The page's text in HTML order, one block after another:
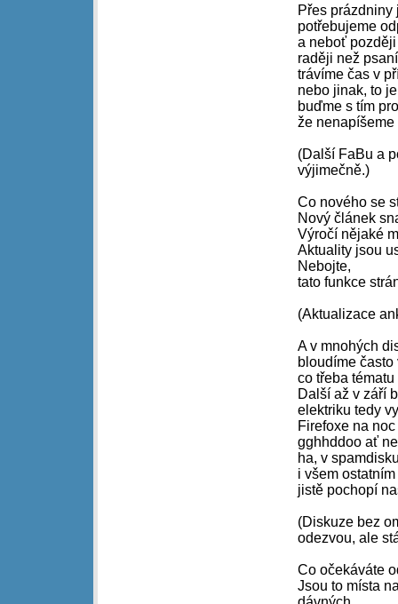
Přes prázdniny
potřebujeme
a neboť
raději než
trávíme čas v
nebo jinak, to
buďme s tím
že
(Další FaBu a
výjimečně.)
Co nového se
Nový článek
Výročí nějaké
Aktuality jsou
Nebojte,
tato funkce
(Aktualizace
A v mnohých
bloudíme často
co třeba
Další až v září
elektriku tedy
Firefoxe na
gghhddoo ať
ha, v
i všem
jistě pochopí
(Diskuze bez
odezvou, ale
Co očekáváte
Jsou to místa